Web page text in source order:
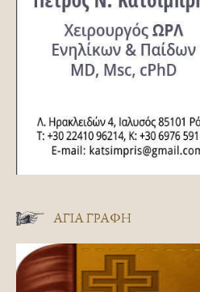
ΑΓΊΑ ΓΡΑΦΉ